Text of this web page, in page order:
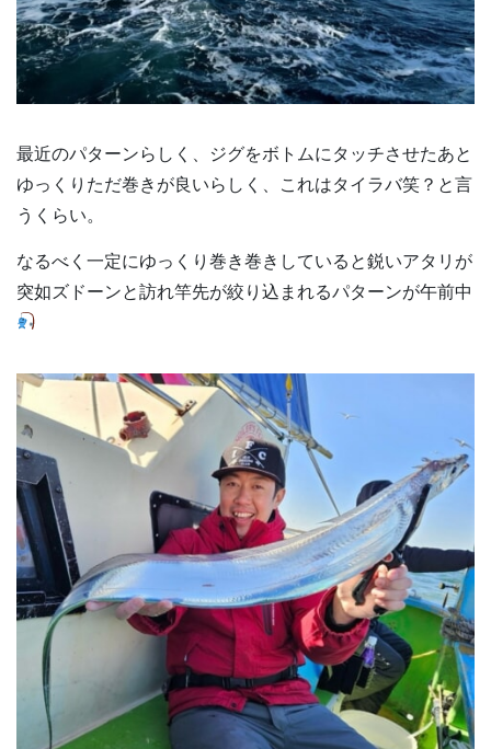
最近のパターンらしく、ジグをボトムにタッチさせたあと
ゆっくりただ巻きが良いらしく、これはタイラバ笑？と言
うくらい。
なるべく一定にゆっくり巻き巻きしていると鋭いアタリが
突如ズドーンと訪れ竿先が絞り込まれるパターンが午前中